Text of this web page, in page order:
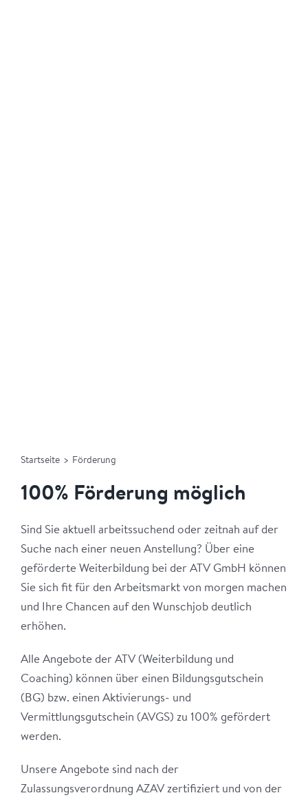
Startseite > Förderung
100% Förderung möglich
Sind Sie aktuell arbeitssuchend oder zeitnah auf der
Suche nach einer neuen Anstellung? Über eine
geförderte Weiterbildung bei der ATV GmbH können
Sie sich fit für den Arbeitsmarkt von morgen machen
und Ihre Chancen auf den Wunschjob deutlich
erhöhen.
Alle Angebote der ATV (Weiterbildung und
Coaching) können über einen Bildungsgutschein
(BG) bzw. einen Aktivierungs- und
Vermittlungsgutschein (AVGS) zu 100% gefördert
werden.
Unsere Angebote sind nach der
Zulassungsverordnung AZAV zertifiziert und von der